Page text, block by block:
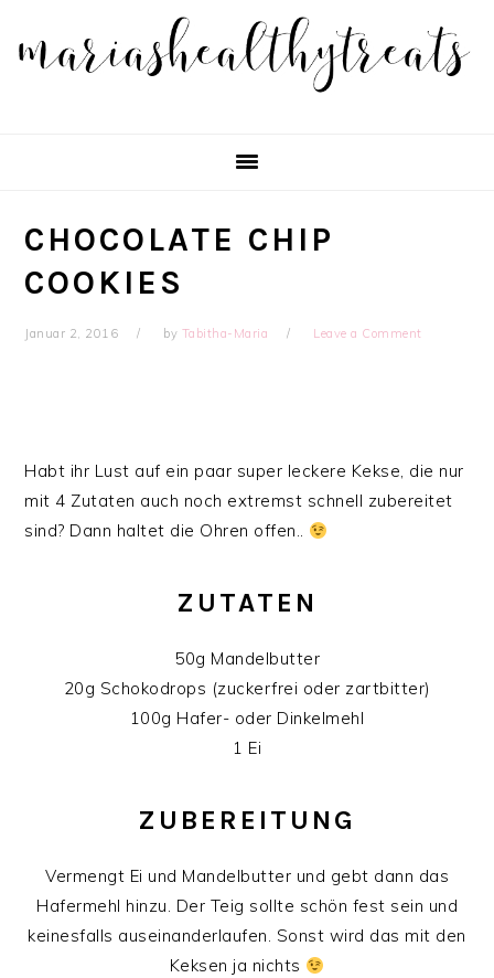
primary
primary
footer
CHOCOLATE CHIP
COOKIES
Januar 2, 2016 by Tabitha-Maria Leave a Comment
Habt ihr Lust auf ein paar super leckere Kekse, die nur
mit 4 Zutaten auch noch extremst schnell zubereitet
sind? Dann haltet die Ohren offen..
ZUTATEN
50g Mandelbutter
20g Schokodrops (zuckerfrei oder zartbitter)
100g Hafer- oder Dinkelmehl
1 Ei
ZUBEREITUNG
Vermengt Ei und Mandelbutter und gebt dann das
Hafermehl hinzu. Der Teig sollte schön fest sein und
keinesfalls auseinanderlaufen. Sonst wird das mit den
Keksen ja nichts